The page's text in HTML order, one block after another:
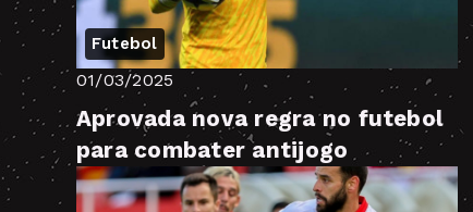
Futebol
01/03/2025
Aprovada nova regra no futebol
para combater antijogo